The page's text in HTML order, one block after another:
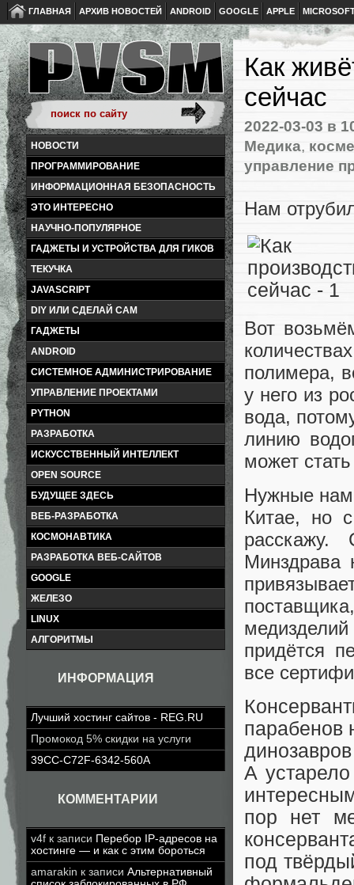
ГЛАВНАЯ АРХИВ НОВОСТЕЙ ANDROID GOOGLE APPLE
НОВОСТИ
ПРОГРАММИРОВАНИЕ
ИНФОРМАЦИОННАЯ БЕЗОПАСНОСТЬ
ЭТО ИНТЕРЕСНО
НАУЧНО-ПОПУЛЯРНОЕ
ГАДЖЕТЫ И УСТРОЙСТВА ДЛЯ ГИКОВ
ТЕКУЧКА
JAVASCRIPT
DIY ИЛИ СДЕЛАЙ САМ
ГАДЖЕТЫ
ANDROID
СИСТЕМНОЕ АДМИНИСТРИРОВАНИЕ
УПРАВЛЕНИЕ ПРОЕКТАМИ
PYTHON
РАЗРАБОТКА
ИСКУССТВЕННЫЙ ИНТЕЛЛЕКТ
OPEN SOURCE
БУДУЩЕЕ ЗДЕСЬ
ВЕБ-РАЗРАБОТКА
КОСМОНАВТИКА
РАЗРАБОТКА ВЕБ-САЙТОВ
GOOGLE
ЖЕЛЕЗО
LINUX
АЛГОРИТМЫ
ИНФОРМАЦИЯ
Лучший хостинг сайтов - REG.RU
Промокод 5% скидки на услуги
39CC-C72F-6342-560A
КОММЕНТАРИИ
v4f к записи Перебор IP-адресов на
хостинге — и как с этим бороться
amarakin к записи Альтернативный
Как
сейчас
2022-03-03 в
Медика,
управление
Нам
Вот
полимера,
у него из
вода,
линию
может
Нужные нам
Китае, но
Минздрава
придётся
все
парабенов
А
пор нет
под